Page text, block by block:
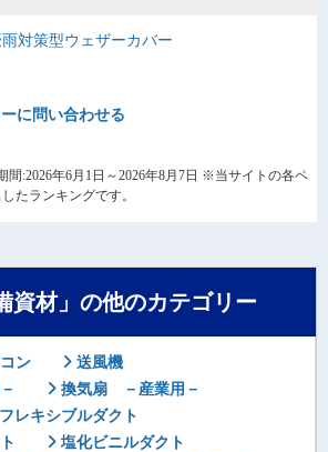
対策型ウェザーカバー
に問い合わせる
間:2026年6月1日～2026年8月7日 ※当サイトの各ペ
たランキングです。
資材」の他のカテゴリー
ン
送風機
換気扇 －産業用－
フレキシブルダクト
塩化ビニルダクト